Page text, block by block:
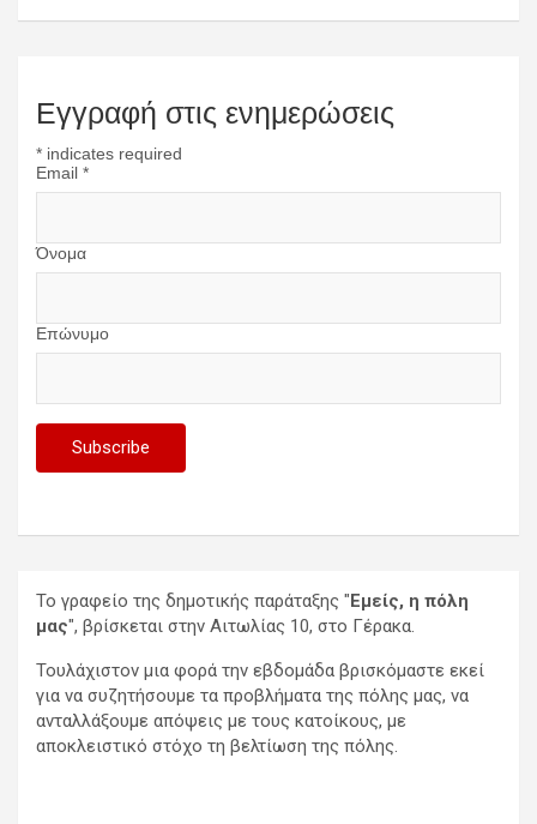
Εγγραφή στις ενημερώσεις
* indicates required
Email *
Όνομα
Επώνυμο
Το γραφείο της δημοτικής παράταξης "Εμείς, η πόλη
μας", βρίσκεται στην Αιτωλίας 10, στο Γέρακα.
Τουλάχιστον μια φορά την εβδομάδα βρισκόμαστε εκεί
για να συζητήσουμε τα προβλήματα της πόλης μας, να
ανταλλάξουμε απόψεις με τους κατοίκους, με
αποκλειστικό στόχο τη βελτίωση της πόλης.